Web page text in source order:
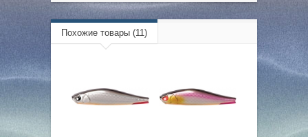
Похожие товары (11)